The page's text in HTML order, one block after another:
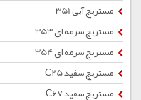
مستربچ آبی 351
مستربچ سرمه ای 353
مستربچ سرمه ای 354
مستربچ سفید C25
مستربچ سفید C67